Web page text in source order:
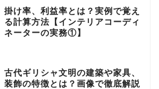
掛け率、利益率とは？実例で覚え
る計算方法【インテリアコーディ
ネーターの実務①】
古代ギリシャ文明の建築や家具、
装飾の特徴とは？画像で徹底解説